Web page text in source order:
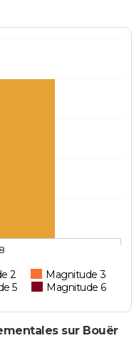
2
Magnitude 3
5 Magnitude 6
sur Bouër